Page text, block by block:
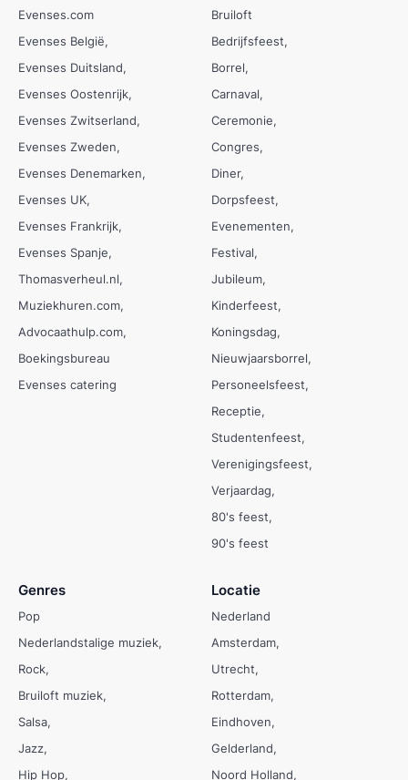
Evenses.com
Evenses België
Evenses Duitsland
Evenses Oostenrijk
Evenses Zwitserland
Evenses Zweden
Evenses Denemarken
Evenses UK
Evenses Frankrijk
Evenses Spanje
Thomasverheul.nl
Muziekhuren.com
Advocaathulp.com
Boekingsbureau
Evenses catering
Bruiloft
Bedrijfsfeest
Borrel
Carnaval
Ceremonie
Congres
Diner
Dorpsfeest
Evenementen
Festival
Jubileum
Kinderfeest
Koningsdag
Nieuwjaarsborrel
Personeelsfeest
Receptie
Studentenfeest
Verenigingsfeest
Verjaardag
80's feest
90's feest
Genres
Pop
Nederlandstalige muziek
Rock
Bruiloft muziek
Salsa
Jazz
Hip Hop
Locatie
Nederland
Amsterdam
Utrecht
Rotterdam
Eindhoven
Gelderland
Noord Holland